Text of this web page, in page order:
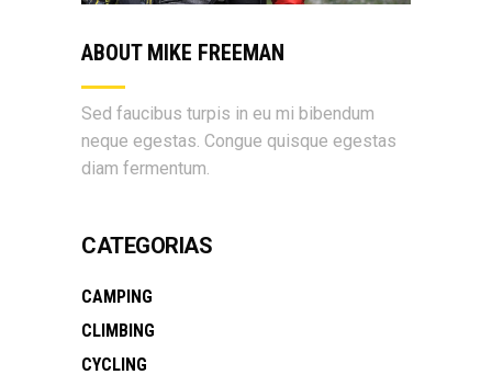
ABOUT MIKE FREEMAN
Sed faucibus turpis in eu mi bibendum
neque egestas. Congue quisque egestas
diam fermentum.
CATEGORIAS
CAMPING
CLIMBING
CYCLING